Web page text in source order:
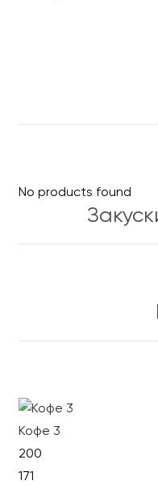
No products found
Кофе 3
200
171